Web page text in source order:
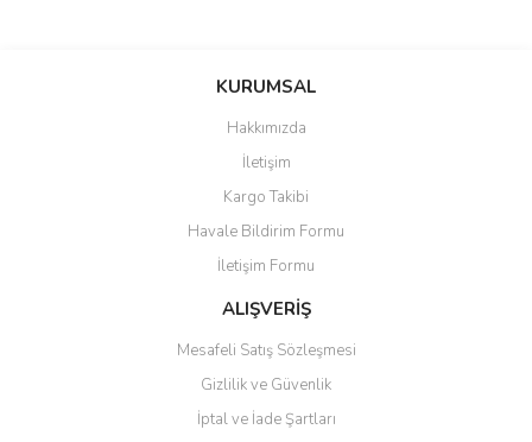
Bu ürüne ilk yorumu siz yapın!
Yorum Yaz
Ürün resmi kalitesiz, bozuk veya görüntülenemiyor.
Ürün açıklamasında eksik bilgiler bulunuyor.
Ürün bilgilerinde hatalar bulunuyor.
Ürün fiyatı diğer sitelerden daha pahalı.
Bu ürüne benzer farklı alternatifler olmalı.
KURUMSAL
Hakkımızda
İletişim
Kargo Takibi
Havale Bildirim Formu
İletişim Formu
ALIŞVERİŞ
Mesafeli Satış Sözleşmesi
Gizlilik ve Güvenlik
İptal ve İade Şartları